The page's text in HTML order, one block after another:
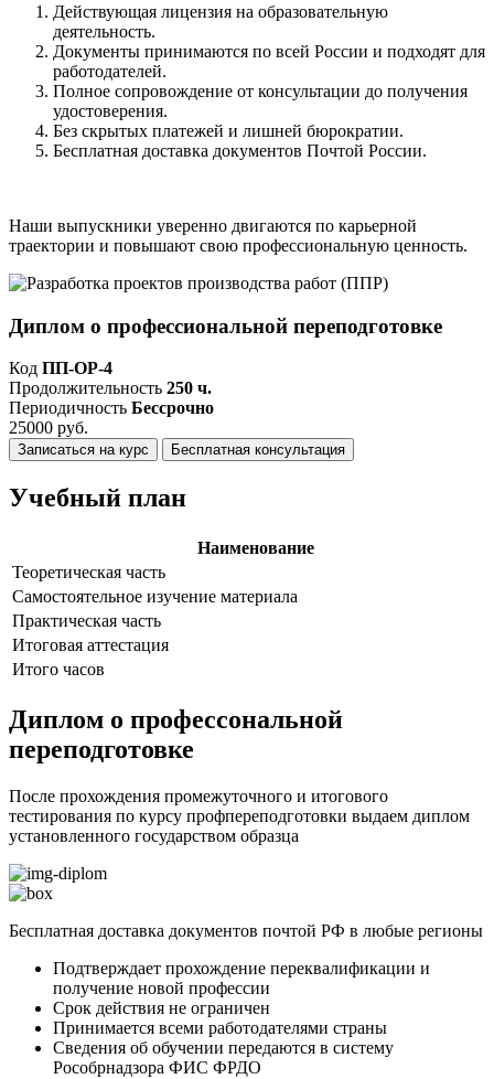
Действующая лицензия на образовательную
деятельность.
Документы принимаются по всей России и подходят для
работодателей.
Полное сопровождение от консультации до получения
удостоверения.
Без скрытых платежей и лишней бюрократии.
Бесплатная доставка документов Почтой России.
Наши выпускники уверенно двигаются по карьерной
траектории и повышают свою профессиональную ценность.
Диплом о профессиональной переподготовке
Код ПП-ОР-4
Продолжительность 250 ч.
Периодичность Бессрочно
25000 руб.
Записаться на курс Бесплатная консультация
Учебный план
Наименование
Теоретическая часть
Самостоятельное изучение материала
Практическая часть
Итоговая аттестация
Итого часов
Диплом о профессональной
переподготовке
После прохождения промежуточного и итогового
тестирования по курсу профпереподготовки выдаем диплом
установленного государством образца
Бесплатная доставка документов почтой РФ в любые регионы
Подтверждает прохождение переквалификации и
получение новой профессии
Срок действия не ограничен
Принимается всеми работодателями страны
Сведения об обучении передаются в систему
Рособрнадзора ФИС ФРДО